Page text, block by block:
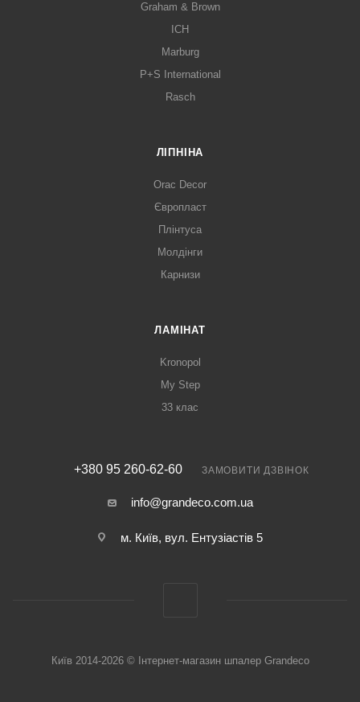
Graham & Brown
ICH
Marburg
P+S International
Rasch
ЛІПНІНА
Orac Decor
Європласт
Плінтуса
Молдінги
Карнизи
ЛАМІНАТ
Kronopol
My Step
33 клас
+380 95 260-62-60 ЗАМОВИТИ ДЗВІНОК
info@grandeco.com.ua
м. Київ, вул. Ентузіастів 5
Київ 2014-2026 © Інтернет-магазин шпалер Grandeco